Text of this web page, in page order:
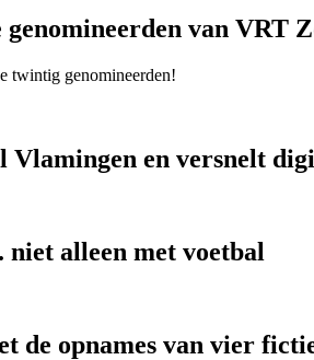
genomineerden van VRT
twintig genomineerden!
en versnelt
niet alleen met voetbal
de opnames van vier